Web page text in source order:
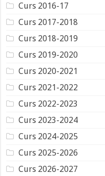
Curs 2016-17
Curs 2017-2018
Curs 2018-2019
Curs 2019-2020
Curs 2020-2021
Curs 2021-2022
Curs 2022-2023
Curs 2023-2024
Curs 2024-2025
Curs 2025-2026
Curs 2026-2027